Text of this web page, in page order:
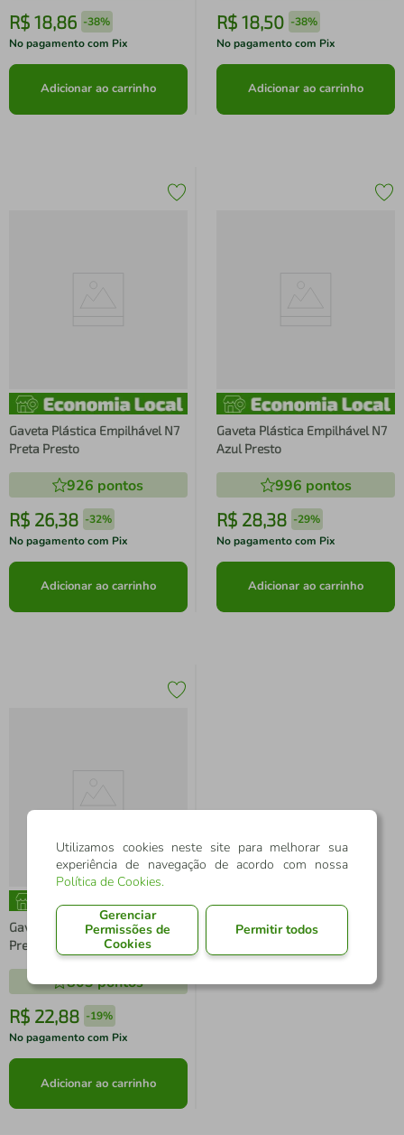
R$ 18,86 -38%
No pagamento com Pix
Adicionar ao carrinho
R$ 18,50 -38%
No pagamento com Pix
Adicionar ao carrinho
Gaveta Plástica Empilhável N7
Preta Presto
926 pontos
R$ 26,38 -32%
No pagamento com Pix
Adicionar ao carrinho
Gaveta Plástica Empilhável N7
Azul Presto
996 pontos
R$ 28,38 -29%
No pagamento com Pix
Adicionar ao carrinho
Gaveta Plástica Empilhável N3
Preta Presto
803pontos
R$ 22,88 -19%
No pagamento com Pix
Adicionar ao carrinho
Utilizamos cookies neste site para melhorar sua
experiência de navegação de acordo com nossa
Política de Cookies.
Gerenciar
Permissões de
Cookies
Permitir todos